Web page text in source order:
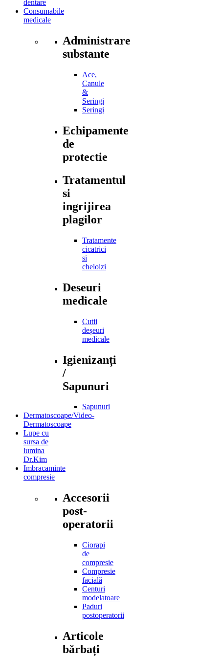
dentare
Consumabile
medicale
Administrare
substante
Ace,
Canule
&
Seringi
Seringi
Echipamente
de
protectie
Tratamentul
si
ingrijirea
plagilor
Tratamente
cicatrici
si
cheloizi
Deseuri
medicale
Cutii
deșeuri
medicale
Igienizanți
/
Sapunuri
Sapunuri
Dermatoscoape/Video-
Dermatoscoape
Lupe cu
sursa de
lumina
Dr.Kim
Imbracaminte
compresie
Accesorii
post-
operatorii
Ciorapi
de
compresie
Compresie
facială
Centuri
modelatoare
Paduri
postoperatorii
Articole
bărbați